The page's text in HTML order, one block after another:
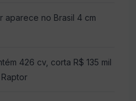
aparece no Brasil 4 cm
426 cv, corta R$ 135 mil